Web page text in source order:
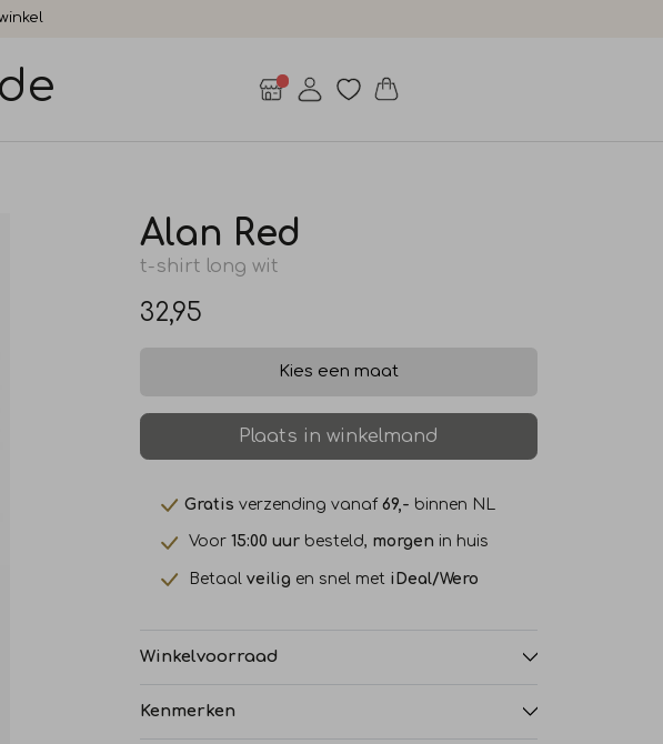
Alan Red
t-shirt long wit
32,95
Kies een maat
Plaats in winkelmand
Gratis verzending vanaf69,- binnen NL
Voor15:00 uur besteld, morgen in huis
Betaalveilig en snel met iDeal/Wero
Winkelvoorraad
Kenmerken